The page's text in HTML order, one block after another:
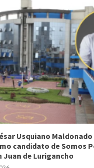
Usquiano
candidato de Somos
Juan de Lurigancho